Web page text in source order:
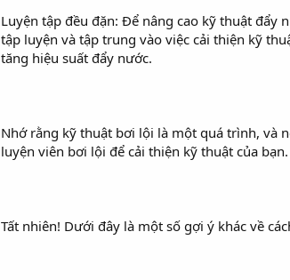
Luyện tập đều đặn: Để nâng cao kỹ thuật đẩy
tập luyện và tập trung vào việc cải thiện kỹ
tăng hiệu suất đẩy nước.
Nhớ rằng kỹ thuật bơi lội là một quá trình, và
luyện viên bơi lội để cải thiện kỹ thuật của bạn.
Tất nhiên! Dưới đây là một số gợi ý khác về